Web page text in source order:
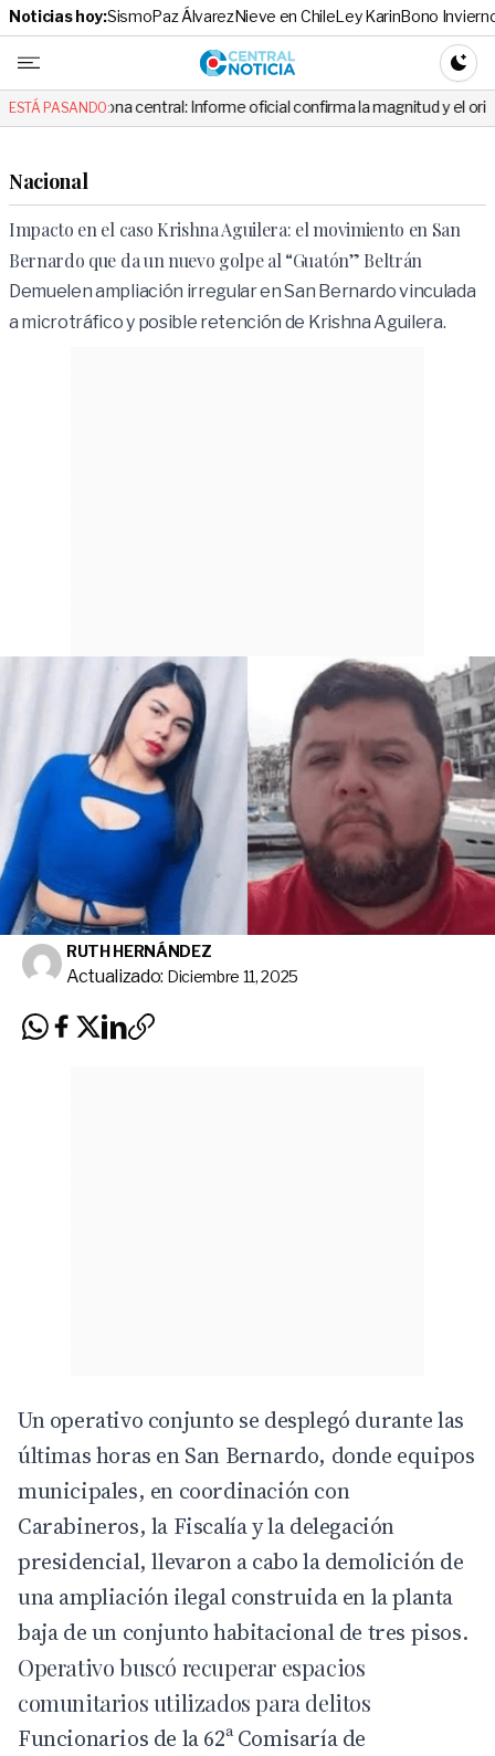
Noticias hoy:SismoPaz ÁlvarezNieve en ChileLey KarinBono
Central
ESTÁ PASANDO:
central: Informe oficial confirma la magnitud y el origen del temblor
Nacional
Impacto en el caso Krishna Aguilera: el movimiento en San
Bernardo que da un nuevo golpe al “Guatón” Beltrán
Demuelen ampliación irregular en San Bernardo vinculada
a microtráfico y posible retención de Krishna Aguilera.
RUTH HERNÁNDEZ
Actualizado: Diciembre 11, 2025
Un operativo conjunto se desplegó durante las
últimas horas en San Bernardo, donde equipos
municipales, en coordinación con
Carabineros, la Fiscalía y la delegación
presidencial, llevaron a cabo la demolición de
una ampliación ilegal construida en la planta
baja de un conjunto habitacional de tres pisos.
Operativo buscó recuperar espacios
comunitarios utilizados para delitos
Funcionarios de la 62ª Comisaría de